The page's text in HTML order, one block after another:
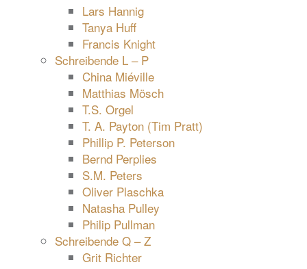
Lars Hannig
Tanya Huff
Francis Knight
Schreibende L – P
China Miéville
Matthias Mösch
T.S. Orgel
T. A. Payton (Tim Pratt)
Phillip P. Peterson
Bernd Perplies
S.M. Peters
Oliver Plaschka
Natasha Pulley
Philip Pullman
Schreibende Q – Z
Grit Richter